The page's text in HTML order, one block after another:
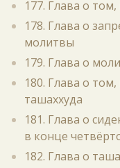
177. Глава о
178. Глава о
молитвы
179. Глава о
180. Глава о
ташаххуда
181. Глава о
в конце
182. Глава о